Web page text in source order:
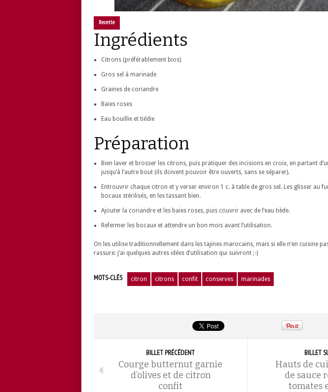
Recette
Ingrédients
Citrons (préférablement bios)
Gros sel à marinade
Graines de coriandre
Baies roses
Eau bouillie et tiédie
Préparation
Bien laver et brosser les citrons, puis pratiquer des incisions en croix, en partant
jusqu’à l’autre bout (ils doivent pouvoir être ouverts, sans se séparer).
Entrouvrir chaque citron et y verser environ 1 c. à table de gros sel. Les glisser au
bocaux stérilisés, en les tassant bien.
Ajouter la coriandre et les baies roses, puis couvrir avec de l’eau tiède.
Refermer les bocaux et attendre un bon mois avant l’utilisation.
On les utilise traditionnellement dans les tajines marocains, mais si elle n’en cuisine
rassure: j’ai quelques autres idées d’utilisation qui suivront ;-)
MOTS-CLÉS citron citrons confit conserves marinades
BILLET PRÉCÉDENT
Courge butternut garnie
d’olives et de citron
confit
BILLET
Hauts de
de sauce
tomates